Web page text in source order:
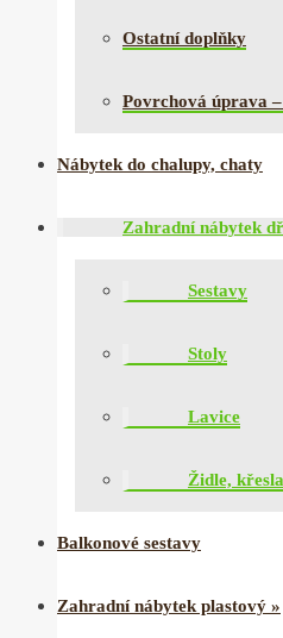
Ostatní doplňky
Povrchová úprava
Nábytek do chalupy, chaty
Zahradní nábytek
Sestavy
Stoly
Lavice
Židle, křesla
Balkonové sestavy
Zahradní nábytek plastový »